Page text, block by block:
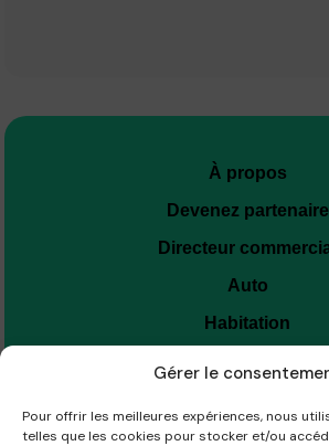
Gérer le
Pour offrir les meilleures expériences, nous
telles que les cookies pour stocker et/ou
À propos
Devenez partenaire
Directeur
Auto
Habitation